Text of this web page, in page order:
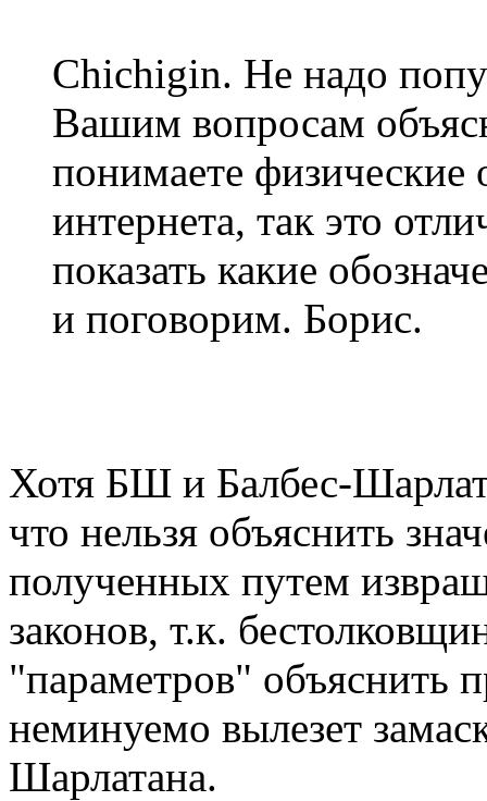
Chichigin. Не надо
Вашим вопросам
понимаете физические
интернета, так это
показать какие
и поговорим. Борис.
Хотя БШ и Балбес-
что нельзя объяснить
полученных путем
законов, т.к.
"параметров" объяснить
неминуемо вылезет
Шарлатана.